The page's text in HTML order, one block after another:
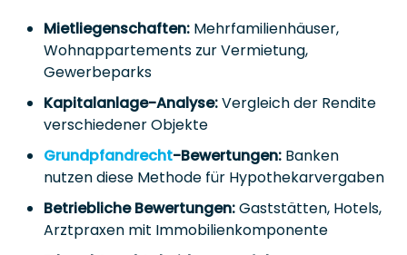
Mietliegenschaften: Mehrfamilienhäuser,
Wohnappartements zur Vermietung,
Gewerbeparks
Kapitalanlage-Analyse:Vergleich der Rendite
verschiedener Objekte
Grundpfandrecht-Bewertungen: Banken
nutzen diese Methode für Hypothekarvergaben
Betriebliche Bewertungen:Gaststätten, Hotels,
Arztpraxen mit Immobilienkomponente